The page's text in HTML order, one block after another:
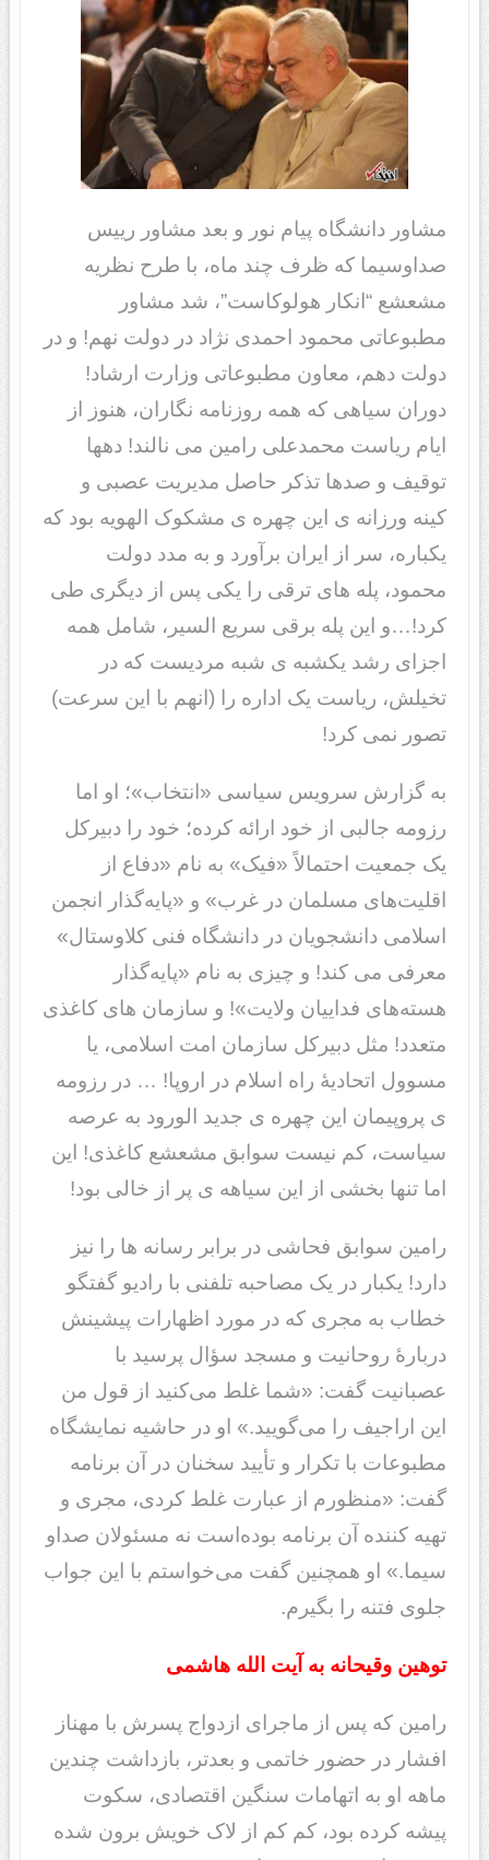
مشاور دانشگاه پیام نور و بعد مشاور رییس
صداوسیما که ظرف چند ماه، با طرح نظریه
مشعشع “انکار هولوکاست”، شد مشاور
مطبوعاتی محمود احمدی نژاد در دولت نهم! و در
دولت دهم، معاون مطبوعاتی وزارت ارشاد!
دوران سیاهی که همه روزنامه نگاران، هنوز از
ایام ریاست محمدعلی رامین می نالند! دهها
توقیف و صدها تذکر حاصل مدیریت عصبی و
کینه ورزانه ی این چهره ی مشکوک الهویه بود که
یکباره، سر از ایران برآورد و به مدد دولت
محمود، پله های ترقی را یکی پس از دیگری طی
کرد!…و این پله برقی سریع السیر، شامل همه
اجزای رشد یکشبه ی شبه مردیست که در
تخیلش، ریاست یک اداره را (انهم با این سرعت)
تصور نمی کرد!
به گزارش سرویس سیاسی «انتخاب»؛ او اما
رزومه جالبی از خود ارائه کرده؛ خود را دبیرکل
یک جمعیت احتمالاً «فیک» به نام «دفاع از
اقلیت‌های مسلمان در غرب» و «پایه‌گذار انجمن
اسلامی دانشجویان در دانشگاه فنی کلاوستال»
معرفی می کند! و چیزی به نام «پایه‌گذار
هسته‌های فداییان ولایت»! و سازمان های کاغذی
متعدد! مثل دبیرکل سازمان امت اسلامی، یا
مسوول اتحادیهٔ راه اسلام در اروپا! … در رزومه
ی پروپیمان این چهره ی جدید الورود به عرصه
سیاست، کم نیست سوابق مشعشع کاغذی! این
اما تنها بخشی از این سیاهه ی پر از خالی بود!
رامین سوابق فحاشی در برابر رسانه ها را نیز
دارد! یکبار در یک مصاحبه تلفنی با رادیو گفتگو
خطاب به مجری که در مورد اظهارات پیشینش
دربارهٔ روحانیت و مسجد سؤال پرسید با
عصبانیت گفت: «شما غلط می‌کنید از قول من
این اراجیف را می‌گویید.» او در حاشیه نمایشگاه
مطبوعات با تکرار و تأیید سخنان در آن برنامه
گفت: «منظورم از عبارت غلط کردی، مجری و
تهیه کننده آن برنامه بوده‌است نه مسئولان صداو
سیما.» او همچنین گفت می‌خواستم با این جواب
جلوی فتنه را بگیرم.
توهین وقیحانه به آیت الله هاشمی
رامین که پس از ماجرای ازدواج پسرش با مهناز
افشار در حضور خاتمی و بعدتر، بازداشت چندین
ماهه او به اتهامات سنگین اقتصادی، سکوت
پیشه کرده بود، کم کم از لاک خویش برون شده